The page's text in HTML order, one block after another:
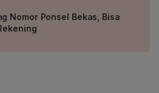
Nomor Ponsel Bekas, Bisa